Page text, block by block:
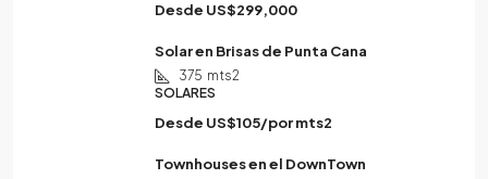
Desde US$299,000
Solar en Brisas de Punta Cana
375 mts2
SOLARES
Desde US$105/por mts2
Townhouses en el DownTown